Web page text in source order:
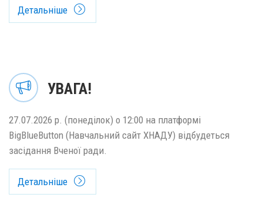
Детальніше
УВАГА!
27.07.2026 р. (понеділок) о 12:00 на платформі
BigBlueButton (Навчальний сайт ХНАДУ) відбудеться
засідання Вченої ради.
Детальніше